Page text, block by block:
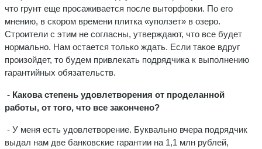
что грунт еще просаживается после выторфовки. По его
мнению, в скором времени плитка «уползет» в озеро.
Строители с этим не согласны, утверждают, что все будет
нормально. Нам остается только ждать. Если такое вдруг
произойдет, то будем привлекать подрядчика к выполнению
гарантийных обязательств.
- Какова степень удовлетворения от проделанной
работы, от того, что все закончено?
- У меня есть удовлетворение. Буквально вчера подрядчик
выдал нам две банковские гарантии на 1,1 млн рублей,